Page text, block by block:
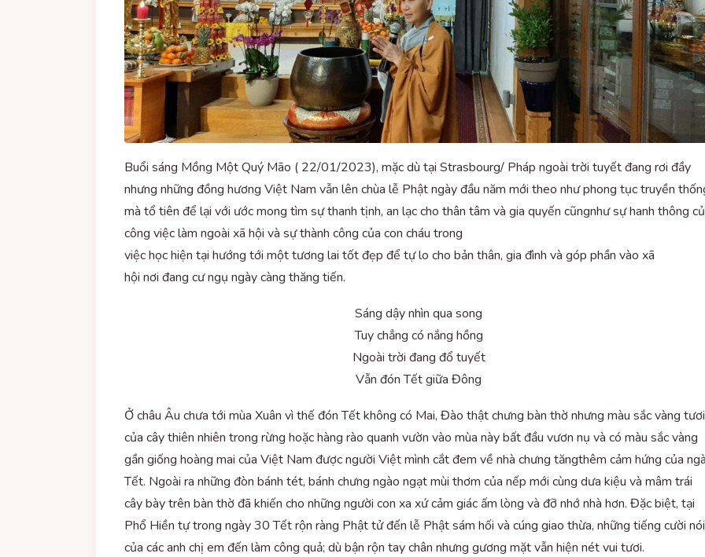
Buổi sáng Mồng Một Quý Mão ( 22/01/2023), mặc dù tại Strasbourg/ Pháp ngoài trời tuyết đang rơi đầy
nhưng những đồng hương Việt Nam vẫn lên chùa lễ Phật ngày đầu năm mới theo như phong tục truyền
mà tổ tiên để lại với ước mong tìm sự thanh tịnh, an lạc cho thân tâm và gia quyến cũngnhư sự hanh thông
công việc làm ngoài xã hội và sự thành công của con cháu trong
việc học hiện tại hướng tới một tương lai tốt đẹp để tự lo cho bản thân, gia đình và góp phần vào xã
hội nơi đang cư ngụ ngày càng thăng tiến.
Sáng dậy nhìn qua song
Tuy chẳng có nắng hồng
Ngoài trời đang đổ tuyết
Vẫn đón Tết giữa Đông
Ở châu Âu chưa tới mùa Xuân vì thế đón Tết không có Mai, Đào thật chưng bàn thờ nhưng màu sắc vàng tươi
của cây thiên nhiên trong rừng hoặc hàng rào quanh vườn vào mùa này bất đầu vươn nụ và có màu sắc vàng
gần giống hoàng mai của Việt Nam được người Việt mình cắt đem về nhà chưng tăngthêm cảm hứng của
Tết. Ngoài ra những đòn bánh tét, bánh chưng ngào ngạt mùi thơm của nếp mới cùng dưa kiệu và mâm trái
cây bày trên bàn thờ đã khiến cho những người con xa xứ cảm giác ấm lòng và đỡ nhớ nhà hơn. Đặc biệt, tại
Phổ Hiền tự trong ngày 30 Tết rộn ràng Phật tử đến lễ Phật sám hối và cúng giao thừa, những tiếng cười nói
của các anh chị em đến làm công quả; dù bận rộn tay chân nhưng gương mặt vẫn hiện nét vui tươi.